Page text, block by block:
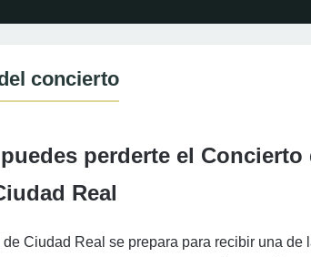
concierto
perderte el
Real
Ciudad Real se prepara para recibir una de